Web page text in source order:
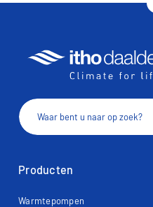
Producten
Warmtepompen